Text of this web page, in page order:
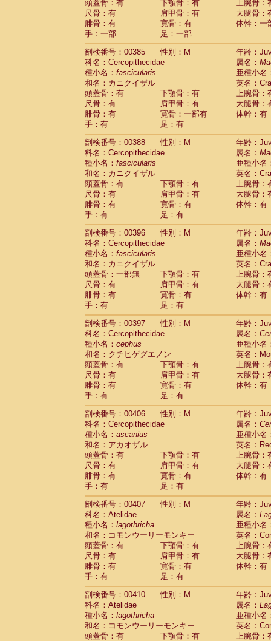
頭蓋骨：有
下顎骨：有
上腕骨：
尺骨：有
肩甲骨：有
大腿骨：
腓骨：有
寛骨：有
体幹：一
手：一部
足：一部
剖検番号：00385
性別：M
年齢：
科名：Cercopithecidae
属名：
種小名： fascicularis
亜種小名
和名：カニクイザル
英名：
頭蓋骨：有
下顎骨：有
上腕骨：
尺骨：有
肩甲骨：有
大腿骨：
腓骨：有
寛骨：一部有
体幹：有
手：有
足：有
剖検番号：00388
性別：M
年齢：
科名：Cercopithecidae
属名：
種小名： fascicularis
亜種小名
和名：カニクイザル
英名：
頭蓋骨：有
下顎骨：有
上腕骨：
尺骨：有
肩甲骨：有
大腿骨：
腓骨：有
寛骨：有
体幹：有
手：有
足：有
剖検番号：00396
性別：M
年齢：
科名：Cercopithecidae
属名：
種小名： fascicularis
亜種小名
和名：カニクイザル
英名：
頭蓋骨：一部無
下顎骨：有
上腕骨：
尺骨：有
肩甲骨：有
大腿骨：
腓骨：有
寛骨：有
体幹：有
手：有
足：有
剖検番号：00397
性別：M
年齢：
科名：Cercopithecidae
属名：
種小名： cephus
亜種小名
和名：クチヒゲグエノン
英名：
頭蓋骨：有
下顎骨：有
上腕骨：
尺骨：有
肩甲骨：有
大腿骨：
腓骨：有
寛骨：有
体幹：有
手：有
足：有
剖検番号：00406
性別：M
年齢：
科名：Cercopithecidae
属名：
種小名： ascanius
亜種小名
和名：アカオザル
英名：
頭蓋骨：有
下顎骨：有
上腕骨：
尺骨：有
肩甲骨：有
大腿骨：
腓骨：有
寛骨：有
体幹：有
手：有
足：有
剖検番号：00407
性別：M
年齢：
科名：Atelidae
属名：
種小名： lagothricha
亜種小名
和名：コモンウーリーモンキー
英名：
頭蓋骨：有
下顎骨：有
上腕骨：
尺骨：有
肩甲骨：有
大腿骨：
腓骨：有
寛骨：有
体幹：有
手：有
足：有
剖検番号：00410
性別：M
年齢：
科名：Atelidae
属名：
種小名： lagothricha
亜種小名
和名：コモンウーリーモンキー
英名：
頭蓋骨：有
下顎骨：有
上腕骨：